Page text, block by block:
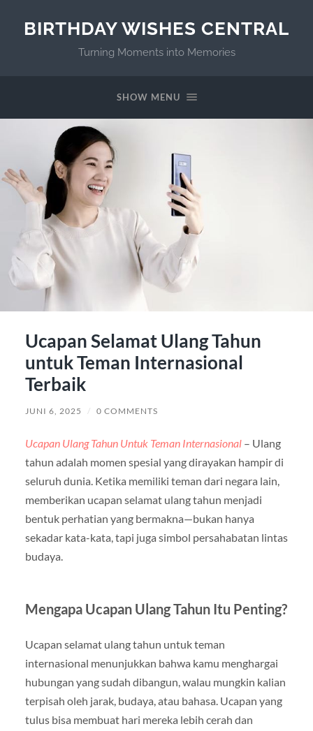
BIRTHDAY WISHES CENTRAL
Turning Moments into Memories
SHOW MENU
Ucapan Selamat Ulang Tahun
untuk Teman Internasional
Terbaik
JUNI 6, 2025 / 0 COMMENTS
Ucapan Ulang Tahun Untuk Teman Internasional – Ulang
tahun adalah momen spesial yang dirayakan hampir di
seluruh dunia. Ketika memiliki teman dari negara lain,
memberikan ucapan selamat ulang tahun menjadi
bentuk perhatian yang bermakna—bukan hanya
sekadar kata-kata, tapi juga simbol persahabatan lintas
budaya.
Mengapa Ucapan Ulang Tahun Itu Penting?
Ucapan selamat ulang tahun untuk teman
internasional menunjukkan bahwa kamu menghargai
hubungan yang sudah dibangun, walau mungkin kalian
terpisah oleh jarak, budaya, atau bahasa. Ucapan yang
tulus bisa membuat hari mereka lebih cerah dan